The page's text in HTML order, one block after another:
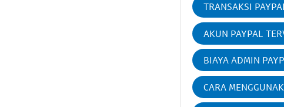
TRANSAKSI
AKUN PAYPAL
BIAYA ADMIN
CARA